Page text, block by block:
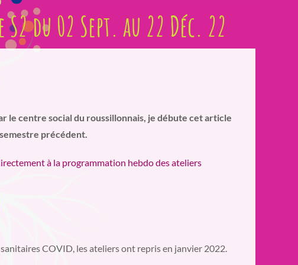
du 02 Sept. au 22 Déc. 22
le centre social du roussillonnais, je débute cet article
précédent.
à la programmation hebdo des ateliers
COVID, les ateliers ont repris en janvier 2022.